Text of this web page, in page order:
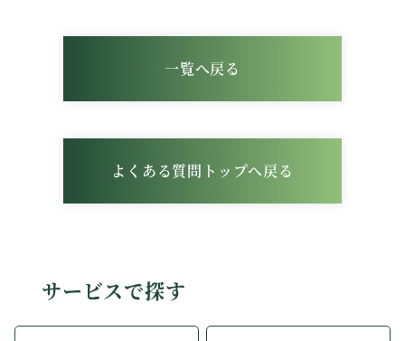
一覧へ戻る
よくある質問トップへ戻る
サービスで探す